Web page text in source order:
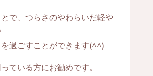
で、つらさのやわらいだ軽や
過ごすことができます(^^)
ている方にお勧めです。